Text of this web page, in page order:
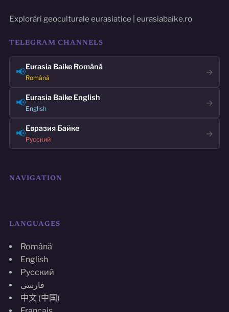
Explorări geoculturale eurasiatice | eurasiabaike.ro
TELEGRAM CHANNELS
📢Eurasia Baike Română
Română
→
📢Eurasia Baike English
English
→
📢Евразия Байке
Русский
→
NAVIGATION
LANGUAGES
Română
English
Русский
فارسی
中文 (中国)